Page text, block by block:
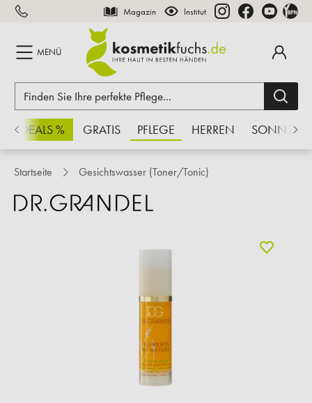
springen Magazin Institut
MENÜ
% GRATIS PFLEGE HERREN SONNE
Startseite Gesichtswasser (Toner/Tonic)